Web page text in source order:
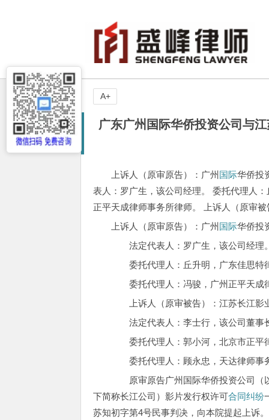
广东广州国际华侨投资公司与
上诉人（原审原告）：广州 国际华侨投
表人：罗广生，该公司经理。 委托代理人
正平天成律师事务所律师。 上诉人（原审
上诉人（原审原告）：广州 国际华侨投
法定代表人：罗广生，该公司经理
委托代理人：丘升明，广东佳思特
委托代理人：冯骏，广州正平天成
上诉人（原审被告）：江苏长江影
法定代表人：李士行，该公司董事
委托代理人：郭小河，北京市正平
委托代理人：顾永忠，天达律师事
原审原告广州国际华侨投资公司（
下简称长江公司）影片发行权许可合同纠纷
苏知初字第4号民事判决，向本院提起上诉
A+